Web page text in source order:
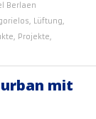
Berlaen
, Lüftung,
, Projekte,
mit